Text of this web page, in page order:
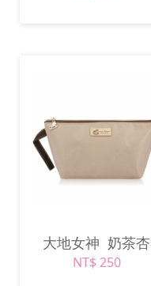
大地女神 奶茶杏
NT$ 250